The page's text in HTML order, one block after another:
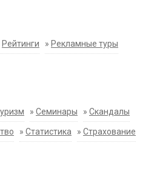
Рейтинги » Рекламные туры
» Семинары » Скандалы
» Статистика » Страхование